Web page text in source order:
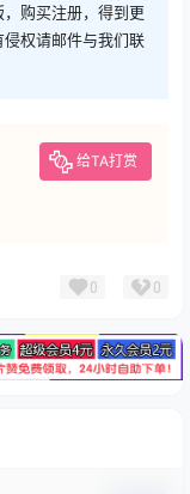
购买注册，得到更
权请邮件与我们联
给TA打赏
0 0